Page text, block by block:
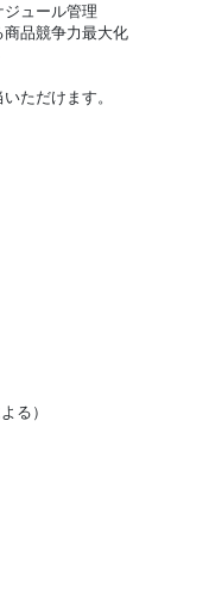
ュール管理
品競争力最大化
ただけます。
る）